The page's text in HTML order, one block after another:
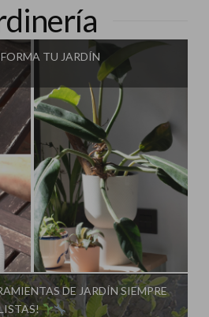
TU JARDÍN
Influencer:
DE JARDÍN SIEMPRE